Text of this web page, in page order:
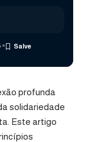
profunda
solidariedade
Este artigo